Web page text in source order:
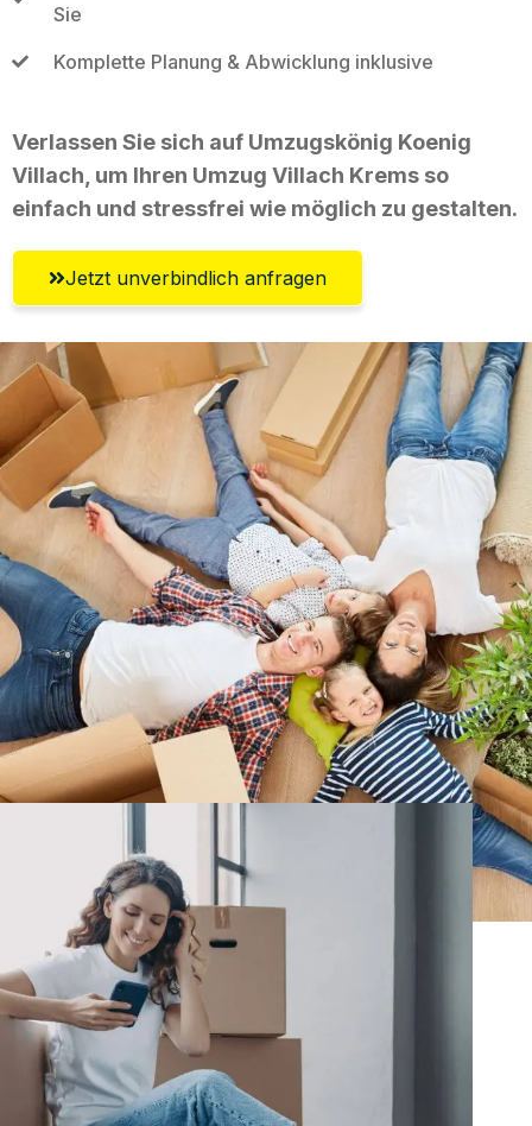
Sie
Komplette Planung & Abwicklung inklusive
Verlassen Sie sich auf Umzugskönig Koenig
Villach, um Ihren Umzug Villach Krems so
einfach und stressfrei wie möglich zu gestalten.
Jetzt unverbindlich anfragen